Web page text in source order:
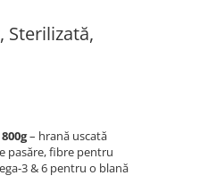
Sterilizată,
– hrană uscată
pasăre, fibre pentru
3 & 6 pentru o blană